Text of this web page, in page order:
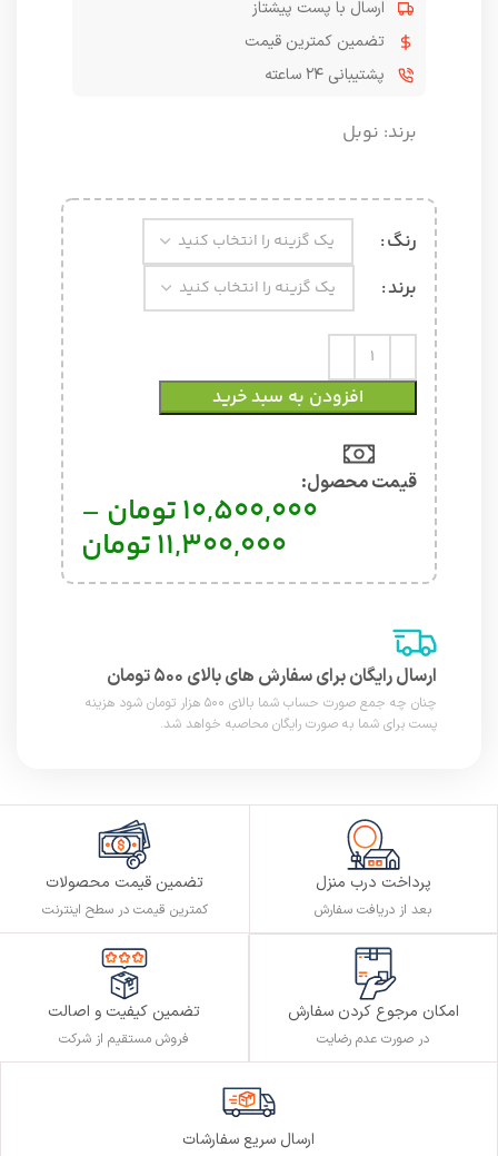
ارسال با پست پیشتاز
تضمین کمترین قیمت
پشتیبانی ۲۴ ساعته
برند: نوبل
رنگ
برند
افزودن به سبد خرید
قیمت محصول:​
10,500,000تومان –
11,300,000تومان
ارسال رایگان برای سفارش های بالای ۵۰۰ تومان
چنان چه جمع صورت حساب شما بالای ۵۰۰ هزار تومان شود هزینه
پست برای شما به صورت رایگان محاصبه خواهد شد.
پرداخت درب منزل
بعد از دریافت سفارش
تضمین قیمت محصولات
کمترین قیمت در سطح اینترنت
امکان مرجوع کردن سفارش
در صورت عدم رضایت
تضمین کیفیت و اصالت
فروش مستقیم از شرکت
ارسال سریع سفارشات